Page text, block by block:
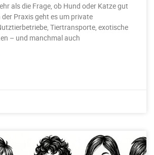
als die Frage, ob Hund oder Katze gut
Praxis geht es um private
Tiertransporte, exotische
– und manchmal auch